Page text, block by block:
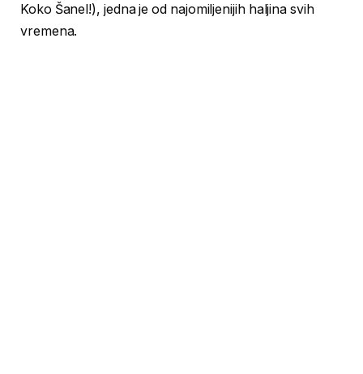
Koko Šanel!), jedna je od najomiljenijih haljina svih
vremena.